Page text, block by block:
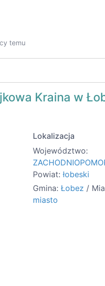
temu
Kraina w
Lokalizacja
Województwo:
Powiat: łobeski
Gmina: Łobez /
miasto